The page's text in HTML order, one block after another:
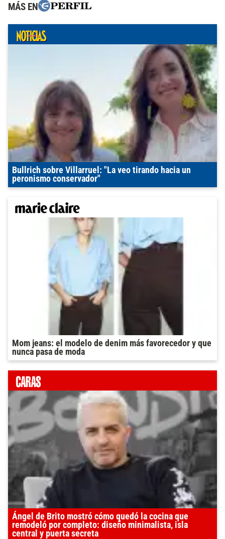
MÁS EN
Bullrich sobre Villarruel: "La veo tirando hacia un
peronismo conservador"
Mom jeans: el modelo de denim más favorecedor y que
nunca pasa de moda
Ángel de Brito mostró cómo quedó la cocina que
remodeló por completo: diseño minimalista, isla
central y puerta secreta